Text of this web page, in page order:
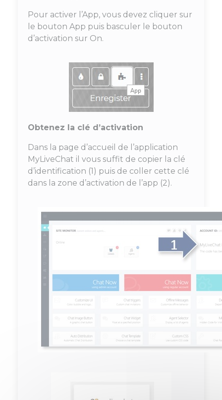
Pour activer l’App, vous devez cliquer sur
le bouton App puis basculer le bouton
d’activation sur On.
Obtenez la clé d’activation
Dans la page d’accueil de l’application
MyLiveChat il vous suffit de copier la clé
d’identification (1) puis de coller cette clé
dans la zone d’activation de l’app (2).